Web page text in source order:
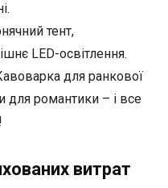
тент,
LED-освітлення.
для ранкової
для романтики – і все
витрат